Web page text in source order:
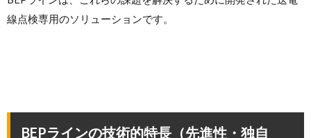
線点検専用のソリューションです。
BEPラインの技術的特長（先進性・独自